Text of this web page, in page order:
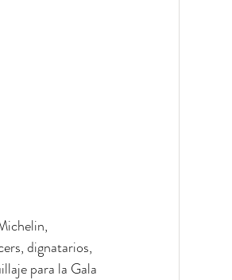
dignatarios,
para la Gala